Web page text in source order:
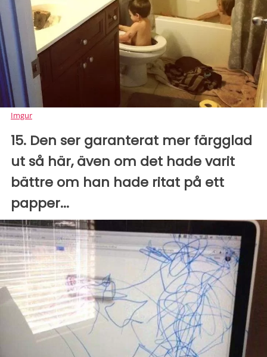
Imgur
15. Den ser garanterat mer färgglad
ut så här, även om det hade varit
bättre om han hade ritat på ett
papper...